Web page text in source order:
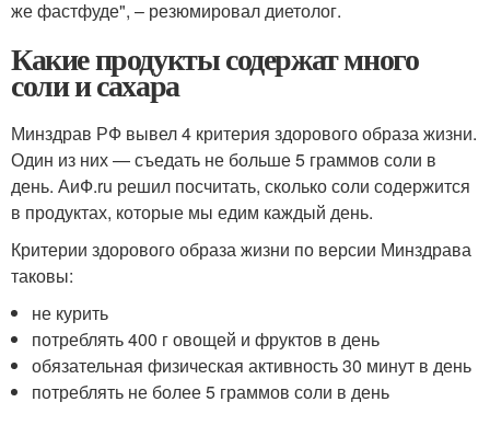
же фастфуде", – резюмировал диетолог.
Какие продукты содержат много
соли и сахара
Минздрав РФ вывел 4 критерия здорового образа жизни.
Один из них — съедать не больше 5 граммов соли в
день. АиФ.ru решил посчитать, сколько соли содержится
в продуктах, которые мы едим каждый день.
Критерии здорового образа жизни по версии Минздрава
таковы:
не курить
потреблять 400 г овощей и фруктов в день
обязательная физическая активность 30 минут в день
потреблять не более 5 граммов соли в день